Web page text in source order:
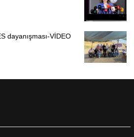
dayanışması-VİDEO